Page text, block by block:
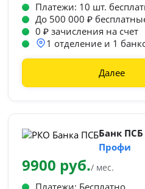
Платежи: 10 шт.
До 500 000 ₽
0 ₽ зачисления на счет
1 отделение и 1
Далее
Банк ПСБ
Профи
9900 руб./ мес.
Платежи: Бесплатно